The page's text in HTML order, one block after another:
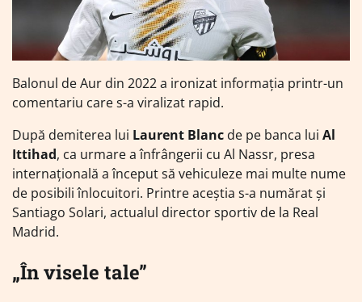
Balonul de Aur din 2022 a ironizat informația printr-un
comentariu care s-a viralizat rapid.
După demiterea lui Laurent Blanc de pe banca lui Al
Ittihad, ca urmare a înfrângerii cu Al Nassr, presa
internațională a început să vehiculeze mai multe nume
de posibili înlocuitori. Printre aceștia s-a numărat și
Santiago Solari, actualul director sportiv de la Real
Madrid.
„În visele tale”